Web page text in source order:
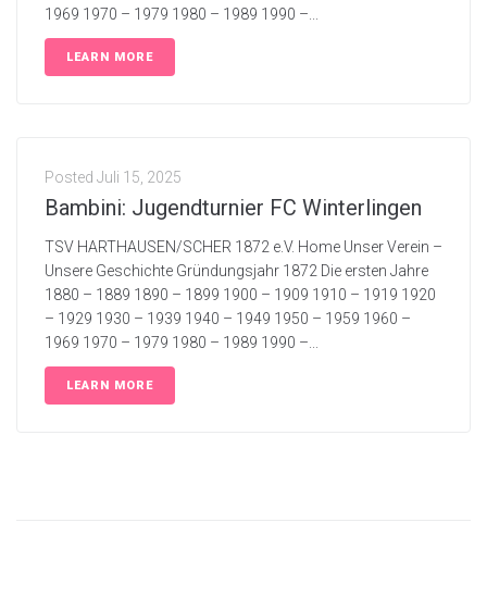
1969 1970 – 1979 1980 – 1989 1990 –...
LEARN MORE
Posted Juli 15, 2025
Bambini: Jugendturnier FC Winterlingen
TSV HARTHAUSEN/SCHER 1872 e.V. Home Unser Verein –
Unsere Geschichte Gründungsjahr 1872 Die ersten Jahre
1880 – 1889 1890 – 1899 1900 – 1909 1910 – 1919 1920
– 1929 1930 – 1939 1940 – 1949 1950 – 1959 1960 –
1969 1970 – 1979 1980 – 1989 1990 –...
LEARN MORE